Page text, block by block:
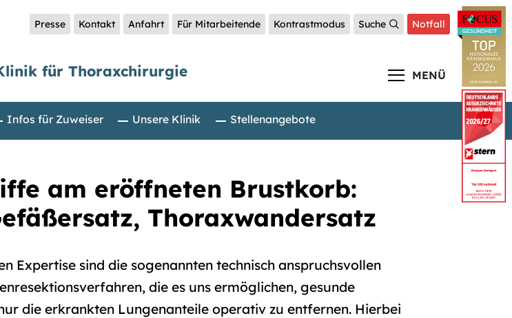
Presse Kontakt Anfahrt Für Mitarbeitende Kontrastmodus Suche Notfall
für Thoraxchirurgie MENÜ
Infos für Zuweiser Unsere Klinik Stellenangebote
am eröffneten Brustkorb:
Thoraxwandersatz
Expertise sind die sogenannten technisch anspruchsvollen
die es uns ermöglichen, gesunde
die erkrankten Lungenanteile operativ zu entfernen. Hierbei